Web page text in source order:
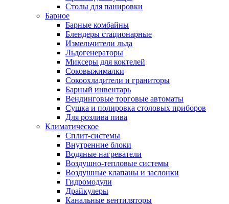
Столы для панировки
Барное
Барные комбайны
Блендеры стационарные
Измельчители льда
Льдогенераторы
Миксеры для коктелей
Соковыжималки
Сокоохладители и граниторы
Барный инвентарь
Вендинговые торговые автоматы
Сушка и полировка столовых приборов
Для розлива пива
Климатическое
Сплит-системы
Внутренние блоки
Водяные нагреватели
Воздушно-тепловые системы
Воздушные клапаны и заслонки
Гидромодули
Драйкулеры
Канальные вентиляторы